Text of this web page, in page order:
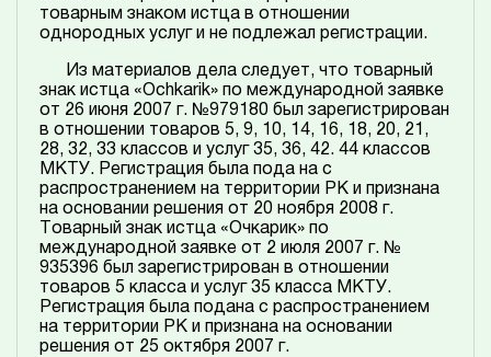
товарным знаком истца в отношении
однородных услуг и не подлежал регистрации.
Из материалов дела следует, что товарный
знак истца «Ochkarik» по международной заявке
от 26 июня 2007 г. №979180 был зарегистрирован
в отношении товаров 5, 9, 10, 14, 16, 18, 20, 21,
28, 32, 33 классов и услуг 35, 36, 42. 44 классов
МКТУ. Регистрация была пода на с
распространением на территории РК и признана
на основании решения от 20 ноября 2008 г.
Товарный знак истца «Очкарик» по
международной заявке от 2 июля 2007 г. №
935396 был зарегистрирован в отношении
товаров 5 класса и услуг 35 класса МКТУ.
Регистрация была подана с распространением
на территории РК и признана на основании
решения от 25 октября 2007 г.